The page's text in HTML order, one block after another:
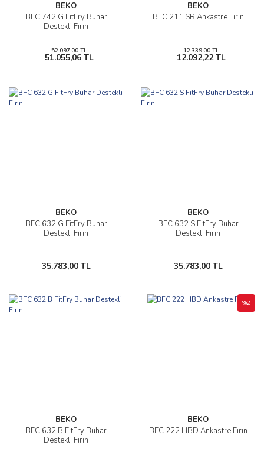
BEKO
BFC 742 G FitFry Buhar
Destekli Fırın
52.097,00 TL
51.055,06 TL
BEKO
BFC 211 SR Ankastre Fırın
12.339,00 TL
12.092,22 TL
BEKO
BFC 632 G FitFry Buhar
Destekli Fırın
35.783,00 TL
BEKO
BFC 632 S FitFry Buhar
Destekli Fırın
35.783,00 TL
BEKO
BFC 632 B FitFry Buhar
Destekli Fırın
BEKO
BFC 222 HBD Ankastre Fırın
%2